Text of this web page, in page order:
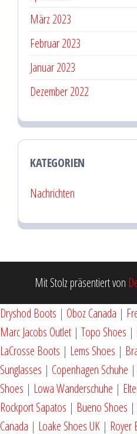
März 2023
Februar 2023
Januar 2023
Dezember 2022
KATEGORIEN
Nachrichten
Mit Stolz präsentiert von
Dryshod Boots | Oboz Canada |
Marc Jacobs Outlet | Topo Shoes |
LaCrosse Boots | Lems Shoes |
Sunglasses | Copenhagen Schuhe |
Shoes | Lowa Wanderschuhe |
Rockport Sapatos | Bueno Shoes |
Canada | Loake Shoes UK | Royer